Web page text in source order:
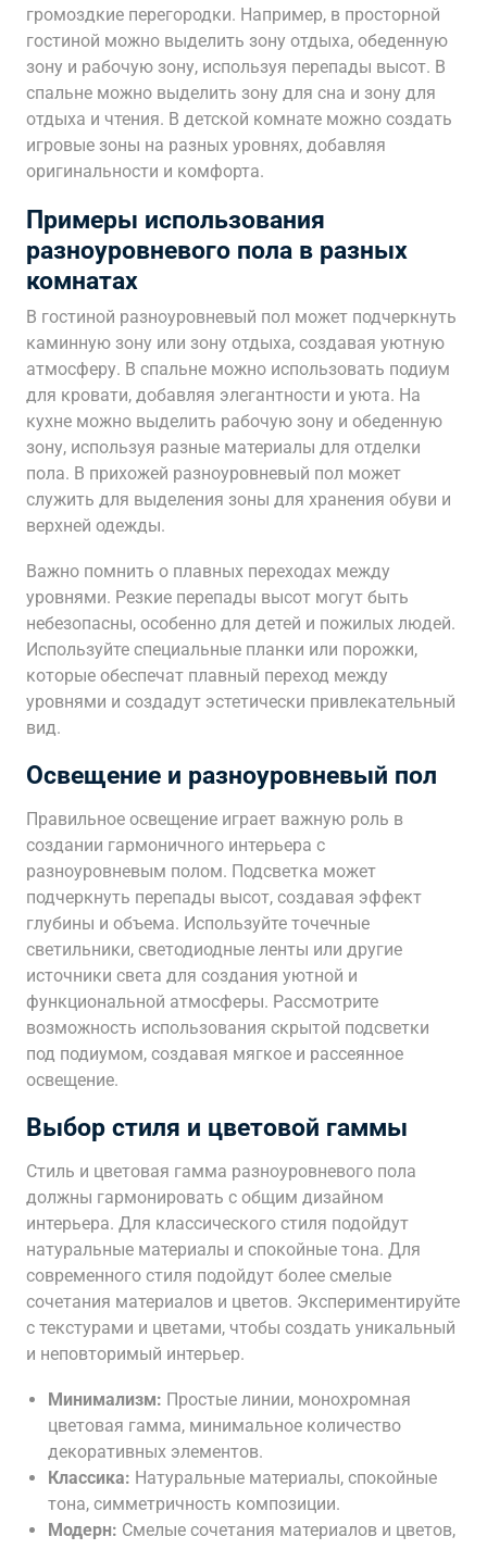
громоздкие перегородки. Например, в просторной
гостиной можно выделить зону отдыха, обеденную
зону и рабочую зону, используя перепады высот. В
спальне можно выделить зону для сна и зону для
отдыха и чтения. В детской комнате можно создать
игровые зоны на разных уровнях, добавляя
оригинальности и комфорта.
Примеры использования
разноуровневого пола в разных
комнатах
В гостиной разноуровневый пол может подчеркнуть
каминную зону или зону отдыха, создавая уютную
атмосферу. В спальне можно использовать подиум
для кровати, добавляя элегантности и уюта. На
кухне можно выделить рабочую зону и обеденную
зону, используя разные материалы для отделки
пола. В прихожей разноуровневый пол может
служить для выделения зоны для хранения обуви и
верхней одежды.
Важно помнить о плавных переходах между
уровнями. Резкие перепады высот могут быть
небезопасны, особенно для детей и пожилых людей.
Используйте специальные планки или порожки,
которые обеспечат плавный переход между
уровнями и создадут эстетически привлекательный
вид.
Освещение и разноуровневый пол
Правильное освещение играет важную роль в
создании гармоничного интерьера с
разноуровневым полом. Подсветка может
подчеркнуть перепады высот, создавая эффект
глубины и объема. Используйте точечные
светильники, светодиодные ленты или другие
источники света для создания уютной и
функциональной атмосферы. Рассмотрите
возможность использования скрытой подсветки
под подиумом, создавая мягкое и рассеянное
освещение.
Выбор стиля и цветовой гаммы
Стиль и цветовая гамма разноуровневого пола
должны гармонировать с общим дизайном
интерьера. Для классического стиля подойдут
натуральные материалы и спокойные тона. Для
современного стиля подойдут более смелые
сочетания материалов и цветов. Экспериментируйте
с текстурами и цветами, чтобы создать уникальный
и неповторимый интерьер.
Минимализм: Простые линии, монохромная
цветовая гамма, минимальное количество
декоративных элементов.
Классика: Натуральные материалы, спокойные
тона, симметричность композиции.
Модерн: Смелые сочетания материалов и цветов,